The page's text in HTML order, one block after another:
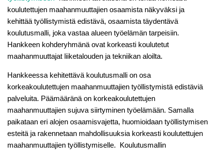
koulutettujen maahanmuuttajien osaamista näkyväksi ja
kehittää työllistymistä edistävä, osaamista täydentävä
koulutusmalli, joka vastaa alueen työelämän tarpeisiin.
Hankkeen kohderyhmänä ovat korkeasti koulutetut
maahanmuuttajat liiketalouden ja tekniikan aloilta.
Hankkeessa kehitettävä koulutusmalli on osa
korkeakoulutettujen maahanmuuttajien työllistymistä edistäviä
palveluita. Päämääränä on korkeakoulutettujen
maahanmuuttajien sujuva siirtyminen työelämään. Samalla
paikataan eri alojen osaamisvajetta, huomioidaan työllistymisen
esteitä ja rakennetaan mahdollisuuksia korkeasti koulutettujen
maahanmuuttajien työllistymiselle. Koulutusmallin